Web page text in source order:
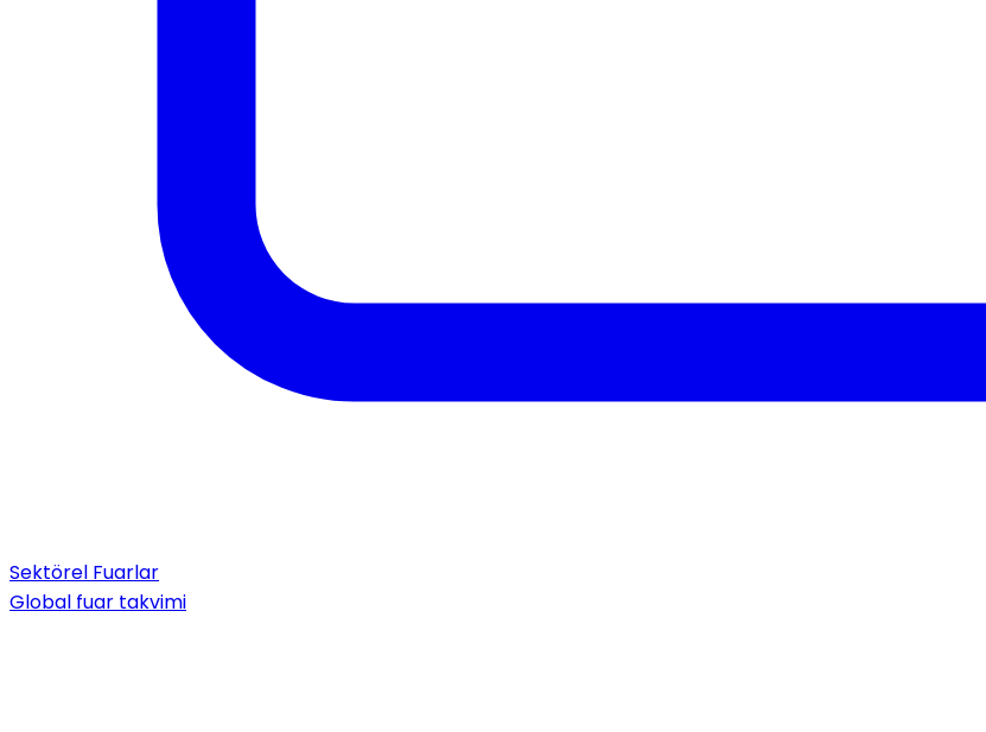
Sektörel Fuarlar
Global fuar takvimi